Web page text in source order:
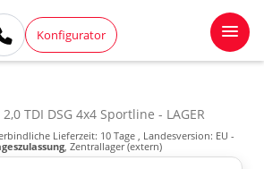
Konfigurator
2,0 TDI DSG 4x4 Sportline - LAGER
Lieferzeit: 10 Tage , Landesversion: EU -
, Zentrallager (extern)